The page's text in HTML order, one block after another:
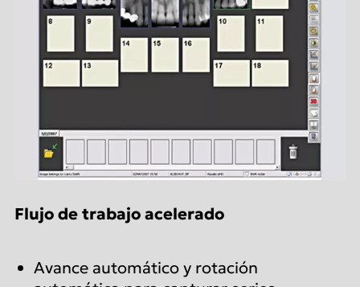
Flujo de trabajo acelerado
Avance automático y rotación